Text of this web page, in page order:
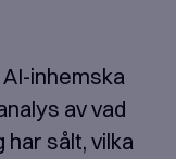
inhemska
av vad
sålt, vilka